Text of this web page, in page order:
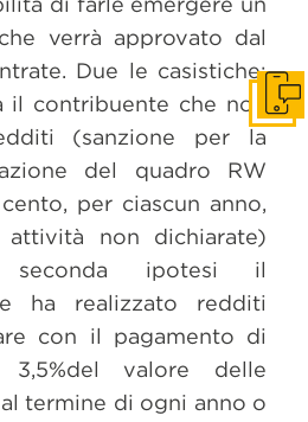
verrà approvato dal
Due le casistiche:
il contribuente che non
(sanzione per la
del quadro RW
per ciascun anno,
non dichiarate)
seconda ipotesi il
ha realizzato redditi
con il pagamento di
3,5%del valore delle
termine di ogni anno o
Get